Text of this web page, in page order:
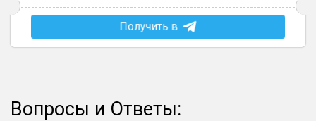
Получить в
Вопросы и Ответы: